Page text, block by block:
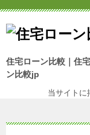
住宅ローン比較｜住
ン比較jp
当サイトに